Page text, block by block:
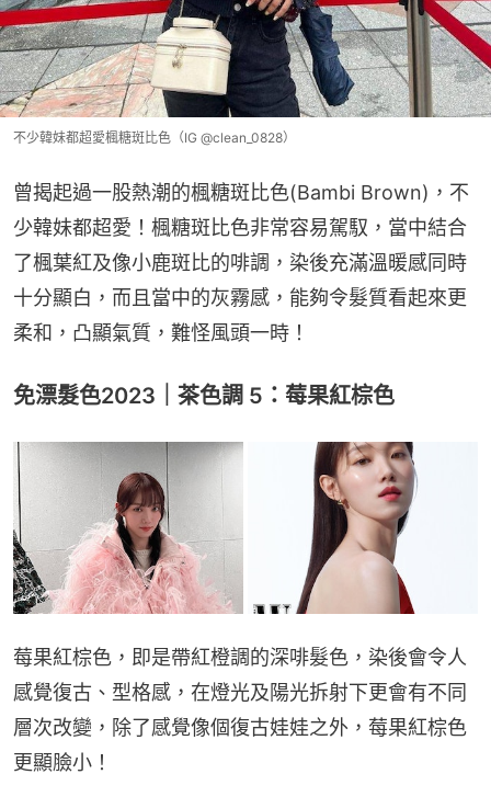
不少韓妹都超愛楓糖斑比色（IG @clean_0828）
曾揭起過一股熱潮的楓糖斑比色(Bambi Brown)，不
少韓妹都超愛！楓糖斑比色非常容易駕馭，當中結合
了楓葉紅及像小鹿斑比的啡調，染後充滿溫暖感同時
十分顯白，而且當中的灰霧感，能夠令髮質看起來更
柔和，凸顯氣質，難怪風頭一時！
免漂髮色2023｜茶色調 5：莓果紅棕色
莓果紅棕色，即是帶紅橙調的深啡髮色，染後會令人
感覺復古、型格感，在燈光及陽光拆射下更會有不同
層次改變，除了感覺像個復古娃娃之外，莓果紅棕色
更顯臉小！